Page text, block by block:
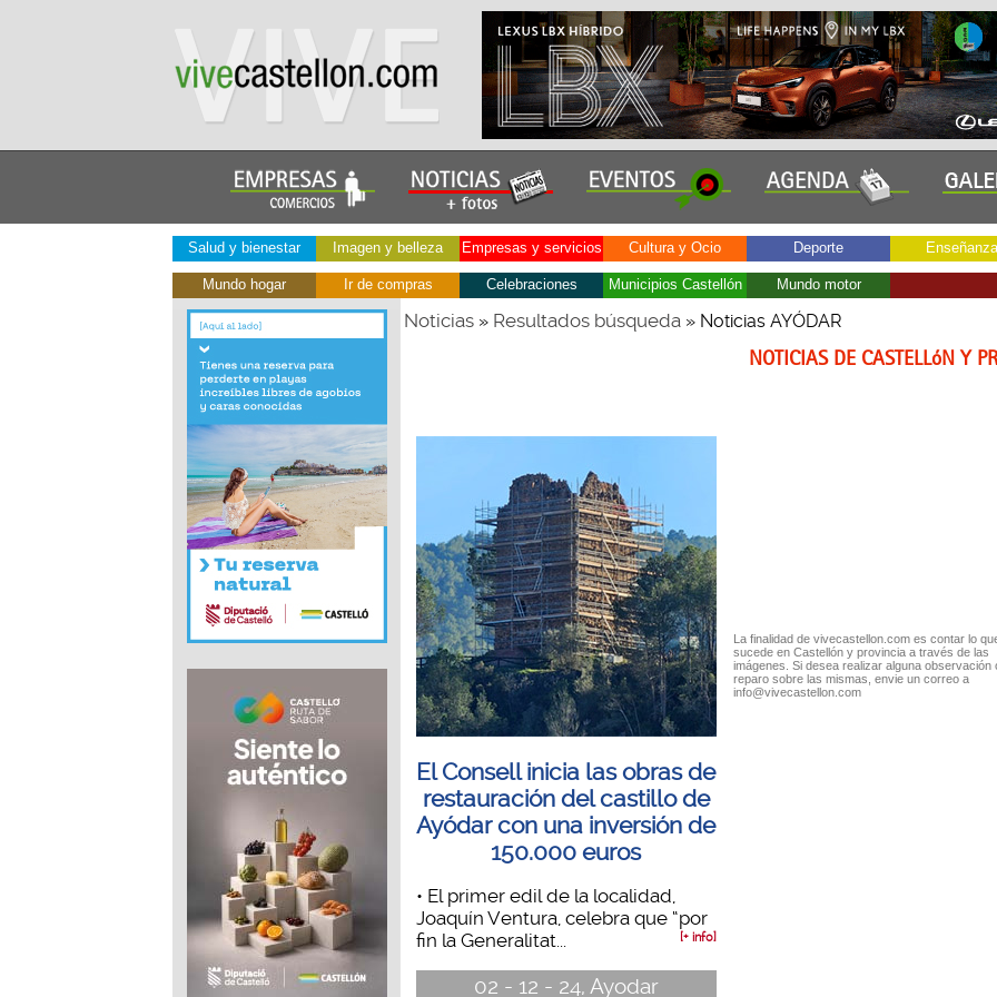
Salud y bienestar Imagen y belleza Empresas y servicios Cultura y Ocio Deporte Enseñanza
Mundo hogar Ir de compras Celebraciones Municipios Castellón Mundo motor
Noticias» Resultados búsqueda» Noticias AYÓDAR
NOTICIAS DE CASTELLóN Y
El Consell inicia las obras de
restauración del castillo de
Ayódar con una inversión de
150.000 euros
• El primer edil de la localidad,
Joaquín Ventura, celebra que “por
fin la Generalitat...
[+ info]
02 - 12 - 24, Ayodar
La finalidad de vivecastellon.com es contar lo
sucede en Castellón y provincia a través de las
imágenes. Si desea realizar alguna observación
reparo sobre las mismas, envie un correo a
info@vivecastellon.com